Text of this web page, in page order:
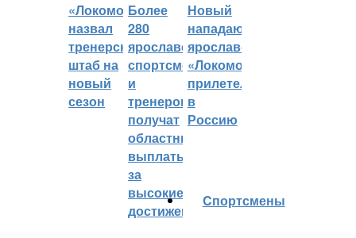
«Локомотив»
назвал
тренерский
штаб на
новый
сезон
Более
280
ярославских
спортсменов
и
тренеров
получат
областные
выплаты
за
высокие
достижения
Новый
нападающий
ярославского
«Локомотива»
прилетел
в
Россию
Cпортсмены